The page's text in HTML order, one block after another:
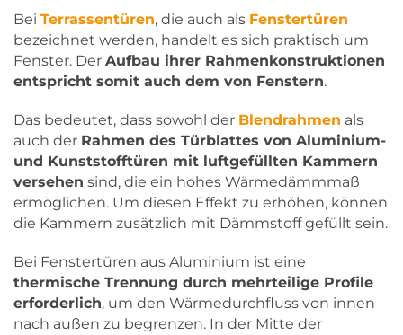
Bei Terrassentüren, die auch als Fenstertüren
bezeichnet werden, handelt es sich praktisch um
Fenster. Der Aufbau ihrer Rahmenkonstruktionen
entspricht somit auch dem von Fenstern.
Das bedeutet, dass sowohl der Blendrahmen als
auch der Rahmen des Türblattes von Aluminium-
und Kunststofftüren mit luftgefüllten Kammern
versehen sind, die ein hohes Wärmedämmmaß
ermöglichen. Um diesen Effekt zu erhöhen, können
die Kammern zusätzlich mit Dämmstoff gefüllt sein.
Bei Fenstertüren aus Aluminium ist eine
thermische Trennung durch mehrteilige Profile
erforderlich, um den Wärmedurchfluss von innen
nach außen zu begrenzen. In der Mitte der